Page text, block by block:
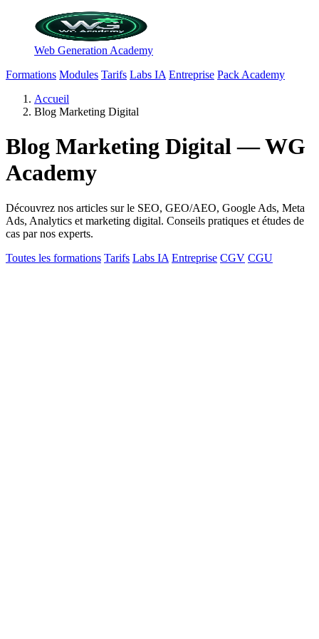
Web Generation Academy
Formations Modules Tarifs Labs IA Entreprise Pack Academy
Accueil
Blog Marketing Digital
Blog Marketing Digital — WG
Academy
Découvrez nos articles sur le SEO, GEO/AEO, Google Ads, Meta
Ads, Analytics et marketing digital. Conseils pratiques et études de
cas par nos experts.
Toutes les formations Tarifs Labs IA Entreprise CGV CGU